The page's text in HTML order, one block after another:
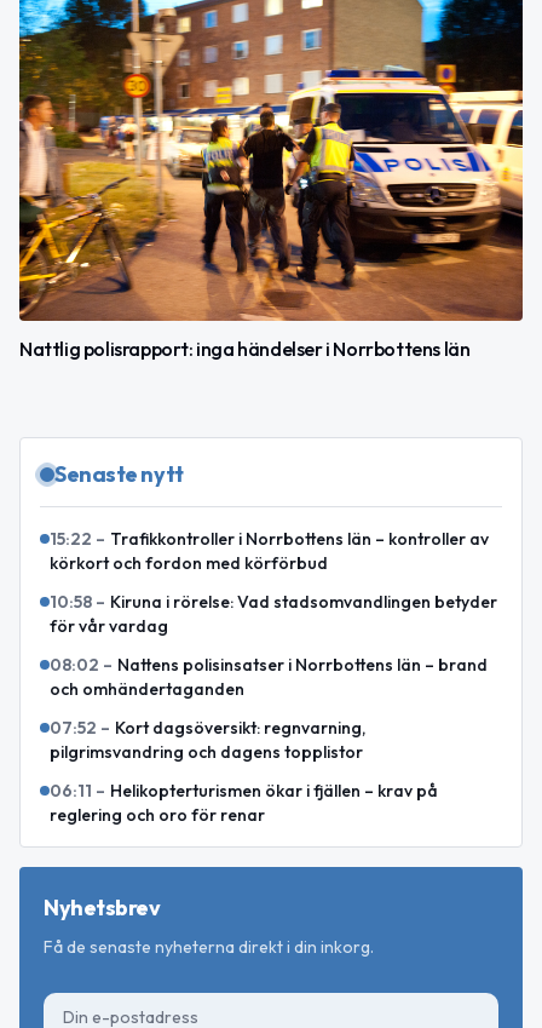
Nattlig polisrapport: inga händelser i Norrbottens län
Senaste nytt
15:22 – Trafikkontroller i Norrbottens län – kontroller av
körkort och fordon med körförbud
10:58 – Kiruna i rörelse: Vad stadsomvandlingen betyder
för vår vardag
08:02 – Nattens polisinsatser i Norrbottens län – brand
och omhändertaganden
07:52 – Kort dagsöversikt: regnvarning,
pilgrimsvandring och dagens topplistor
06:11 – Helikopterturismen ökar i fjällen – krav på
reglering och oro för renar
Nyhetsbrev
Få de senaste nyheterna direkt i din inkorg.